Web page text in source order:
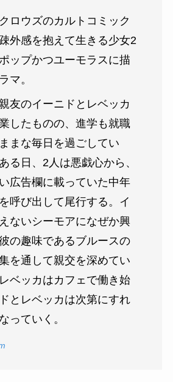
ロウズのカルトコミック
外感を抱えて生きる少女2
ップかつユーモラスに描
マ。
友のイーニドとレベッカ
したものの、進学も就職
まな毎日を過ごしてい
る日、2人は悪戯心から、
広告欄に載っていた中年
呼び出して尾行する。イ
ないシーモアになぜか興
の趣味であるブルースの
を通して親交を深めてい
ベッカはカフェで働き始
とレベッカは次第にすれ
っていく。